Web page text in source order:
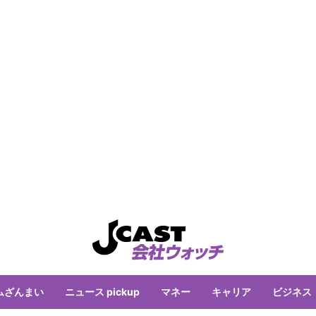
ざんまい ニュース pickup マネー キャリア ビジネス